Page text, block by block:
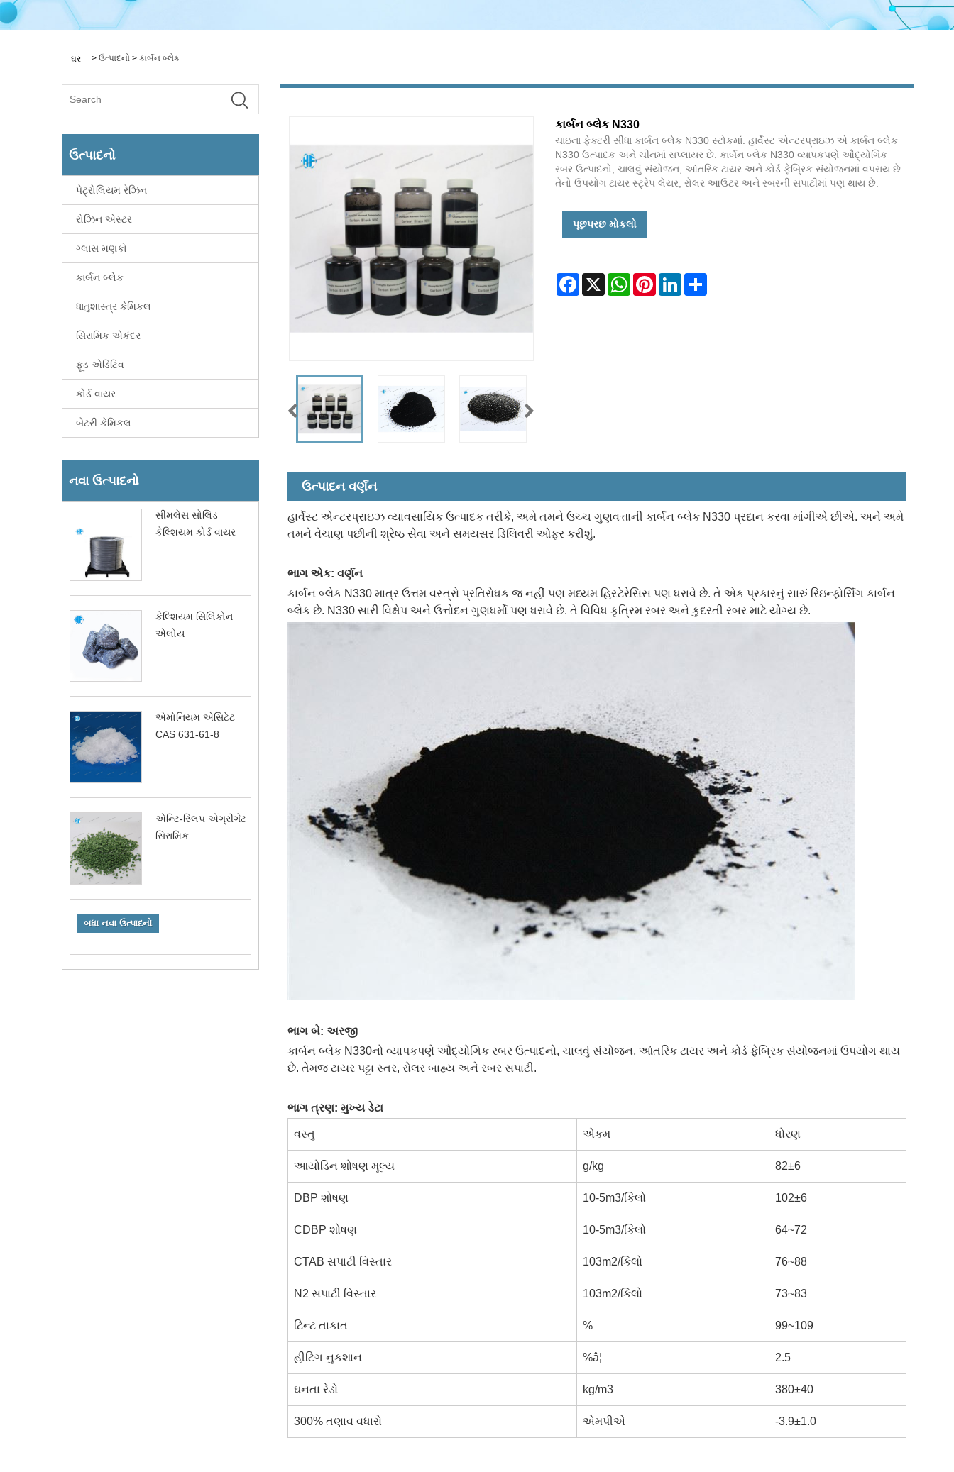
ઘર > ઉત્પાદનો > કાર્બન બ્લેક
ઉત્પાદનો
પેટ્રોલિયમ રેઝિન
રોઝિન એસ્ટર
ગ્લાસ મણકો
કાર્બન બ્લેક
ધાતુશાસ્ત્ર કેમિકલ
સિરામિક એકંદર
ફૂડ એડિટિવ
કોર્ડ વાયર
બેટરી કેમિકલ
નવા ઉત્પાદનો
સીમલેસ સોલિડ
કેલ્શિયમ કોર્ડ વાયર
કેલ્શિયમ સિલિકોન
એલોય
એમોનિયમ એસિટેટ
CAS 631-61-8
એન્ટિ-સ્લિપ એગ્રીગેટ
સિરામિક
બધા નવા ઉત્પાદનો
કાર્બન બ્લેક N330
ચાઇના ફેક્ટરી સીધા કાર્બન બ્લેક N330 સ્ટોકમાં. હાર્વેસ્ટ એન્ટરપ્રાઇઝ એ ​​કાર્બન બ્લેક
N330 ઉત્પાદક અને ચીનમાં સપ્લાયર છે. કાર્બન બ્લેક N330 વ્યાપકપણે ઔદ્યોગિક
રબર ઉત્પાદનો, ચાલવું સંયોજન, આંતરિક ટાયર અને કોર્ડ ફેબ્રિક સંયોજનમાં વપરાય છે.
તેનો ઉપયોગ ટાયર સ્ટ્રેપ લેયર, રોલર આઉટર અને રબરની સપાટીમાં પણ થાય છે.
પૂછપરછ મોકલો
Facebook
X WhatsAppPinterestLinkedInShare
ઉત્પાદન વર્ણન
હાર્વેસ્ટ એન્ટરપ્રાઇઝ વ્યાવસાયિક ઉત્પાદક તરીકે, અમે તમને ઉચ્ચ ગુણવત્તાની કાર્બન બ્લેક N330 પ્રદાન કરવા માંગીએ છીએ. અને અમે
તમને વેચાણ પછીની શ્રેષ્ઠ સેવા અને સમયસર ડિલિવરી ઓફર કરીશું.
ભાગ એક: વર્ણન
કાર્બન બ્લેક N330 માત્ર ઉત્તમ વસ્ત્રો પ્રતિરોધક જ નહીં પણ મધ્યમ હિસ્ટેરેસિસ પણ ધરાવે છે. તે એક પ્રકારનું સારું રિઇન્ફોર્સિંગ કાર્બન
બ્લેક છે. N330 સારી વિક્ષેપ અને ઉત્તોદન ગુણધર્મો પણ ધરાવે છે. તે વિવિધ કૃત્રિમ રબર અને કુદરતી રબર માટે યોગ્ય છે.
ભાગ બે: અરજી
કાર્બન બ્લેક N330નો વ્યાપકપણે ઔદ્યોગિક રબર ઉત્પાદનો, ચાલવું સંયોજન, આંતરિક ટાયર અને કોર્ડ ફેબ્રિક સંયોજનમાં ઉપયોગ થાય
છે. તેમજ ટાયર પટ્ટા સ્તર, રોલર બાહ્ય અને રબર સપાટી.
ભાગ ત્રણ: મુખ્ય ડેટા
વસ્તુ એકમ ધોરણ
આયોડિન શોષણ મૂલ્ય g/kg 82±6
DBP શોષણ 10-5m3/કિલો 102±6
CDBP શોષણ 10-5m3/કિલો 64~72
CTAB સપાટી વિસ્તાર 103m2/કિલો 76~88
N2 સપાટી વિસ્તાર 103m2/કિલો 73~83
ટિન્ટ તાકાત % 99~109
હીટિંગ નુકશાન %â¦ 2.5
ઘનતા રેડો kg/m3 380±40
300% તણાવ વધારો એમપીએ -3.9±1.0